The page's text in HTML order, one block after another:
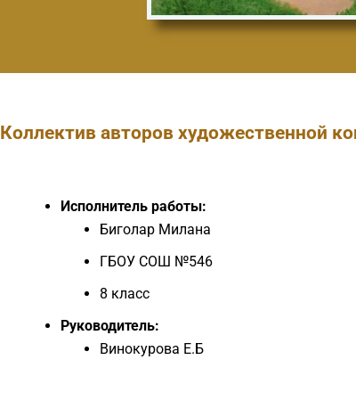
Коллектив авторов художественной
Исполнитель работы:
Биголар Милана
ГБОУ СОШ №546
8 класс
Руководитель:
Винокурова Е.Б